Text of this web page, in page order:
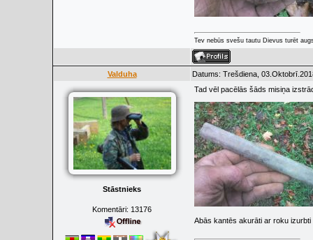
Tev nebūs svešu tautu Dievus turēt
Valduha Datums: Trešdiena,
Stāstnieks
Komentāri: 13176
Tad vēl pacēlās šāds misiņa
Abās kantēs akurāti ar roku